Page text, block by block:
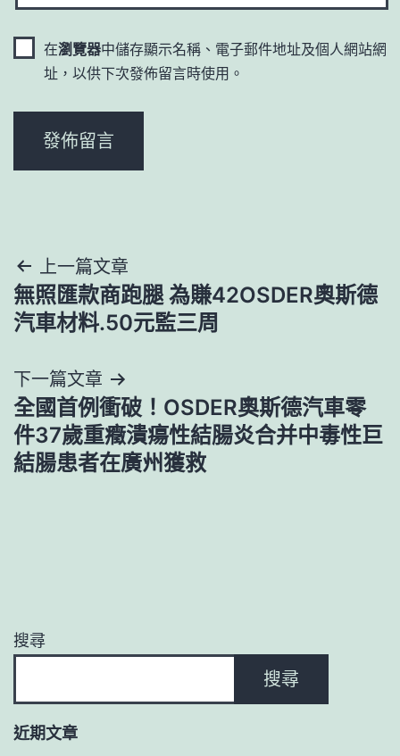
在瀏覽器中儲存顯示名稱、電子郵件地址及個人網站網
址，以供下次發佈留言時使用。
文
章
覽
上一篇文章
無照匯款商跑腿 為賺42OSDER奧斯德
汽車材料.50元監三周
下一篇文章
全國首例衝破！OSDER奧斯德汽車零
件37歲重癥潰瘍性結腸炎合并中毒性巨
結腸患者在廣州獲救
搜尋
搜尋
近期文章